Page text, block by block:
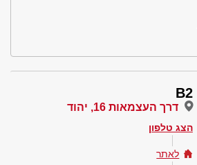
B2
דרך העצמאות 16, יהוד
הצג טלפון
לאתר